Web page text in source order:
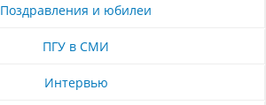
Поздравления и юбилеи
ПГУ в СМИ
Интервью